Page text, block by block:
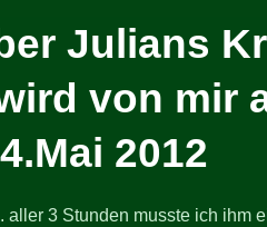
Julians
von mir
2012
3 Stunden musste ich ihm